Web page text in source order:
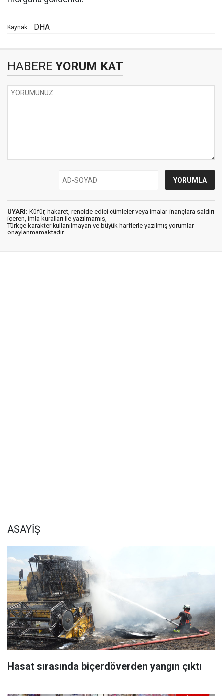
Kaynak: DHA
HABERE YORUM KAT
UYARI: Küfür, hakaret, rencide edici cümleler veya imalar, inançlara saldırı
içeren, imla kuralları ile yazılmamış,
Türkçe karakter kullanılmayan ve büyük harflerle yazılmış yorumlar
onaylanmamaktadır.
ASAYİŞ
Hasat sırasında biçerdöverden yangın çıktı